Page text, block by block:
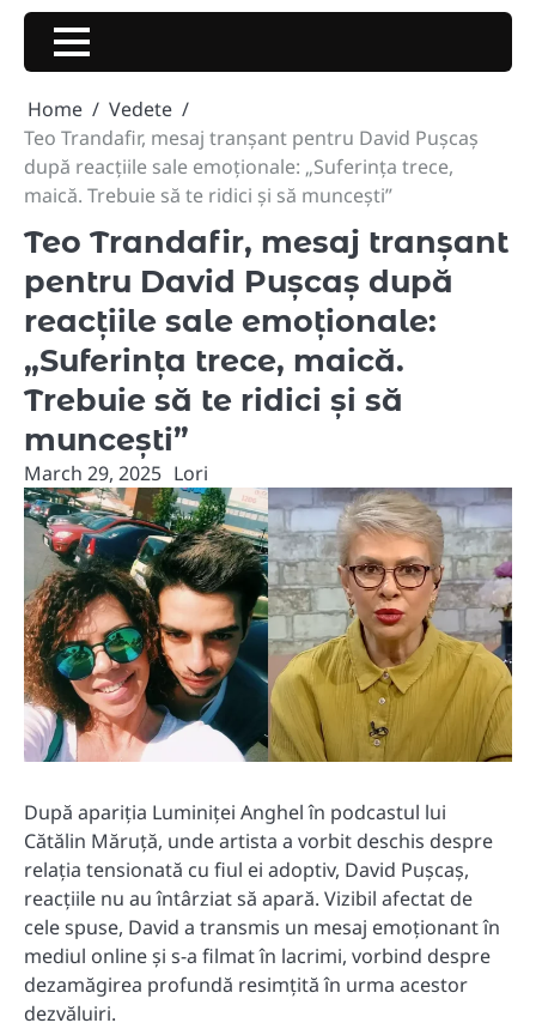
Skip
content
Home
Vedete
Teo Trandafir, mesaj tranșant pentru David Pușcaș
după reacțiile sale emoționale: „Suferința trece,
maică. Trebuie să te ridici și să muncești”
Teo Trandafir, mesaj tranșant
pentru David Pușcaș după
reacțiile sale emoționale:
„Suferința trece, maică.
Trebuie să te ridici și să
muncești”
March 29, 2025 Lori
După apariția Luminiței Anghel în podcastul lui
Cătălin Măruță, unde artista a vorbit deschis despre
relația tensionată cu fiul ei adoptiv, David Pușcaș,
reacțiile nu au întârziat să apară. Vizibil afectat de
cele spuse, David a transmis un mesaj emoționant în
mediul online și s-a filmat în lacrimi, vorbind despre
dezamăgirea profundă resimțită în urma acestor
dezvăluiri.